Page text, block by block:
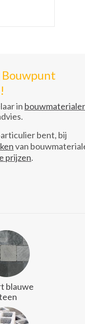
in
bent, bij
van
prijzen.
blauwe